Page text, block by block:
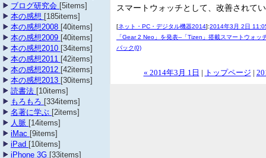
ブログ研究会 [5items]
本の感想 [185items]
本の感想2008 [40items]
本の感想2009 [40items]
本の感想2010 [34items]
本の感想2011 [42items]
本の感想2012 [42items]
本の感想2013 [30items]
読書法 [10items]
もろもろ [334items]
名著に学ぶ [2items]
人脈 [14items]
iMac [9items]
iPad [10items]
iPhone 3G [33items]
スマートウォッチとして、改善されて
[ネット・PC・デジタル機器2014]:2014年3月 2日
「Gear 2 Neo」を発表--「Tizen」搭載スマートウォッ
バック(0)
« 2014年3月 1日 トップページ